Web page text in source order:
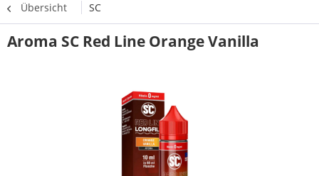
Übersicht SC
Aroma SC Red Line Orange Vanilla